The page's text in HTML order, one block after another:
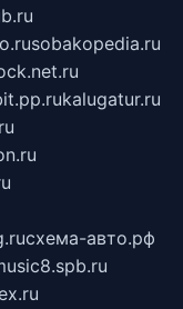
sobakopedia.ru
kalugatur.ru
схема-авто.рф